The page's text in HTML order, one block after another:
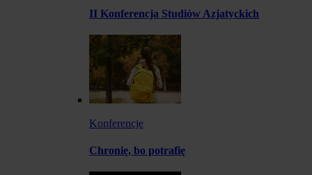
II Konferencja Studiów Azjatyckich
Konferencje
Chronię, bo potrafię